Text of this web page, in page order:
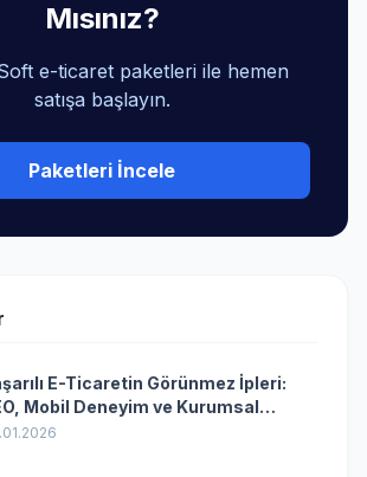
Mısınız?
e-ticaret paketleri ile hemen
satışa başlayın.
Paketleri İncele
E-Ticaretin Görünmez İpleri:
Mobil Deneyim ve Kurumsal
Kazandıran Senkronizasyonu